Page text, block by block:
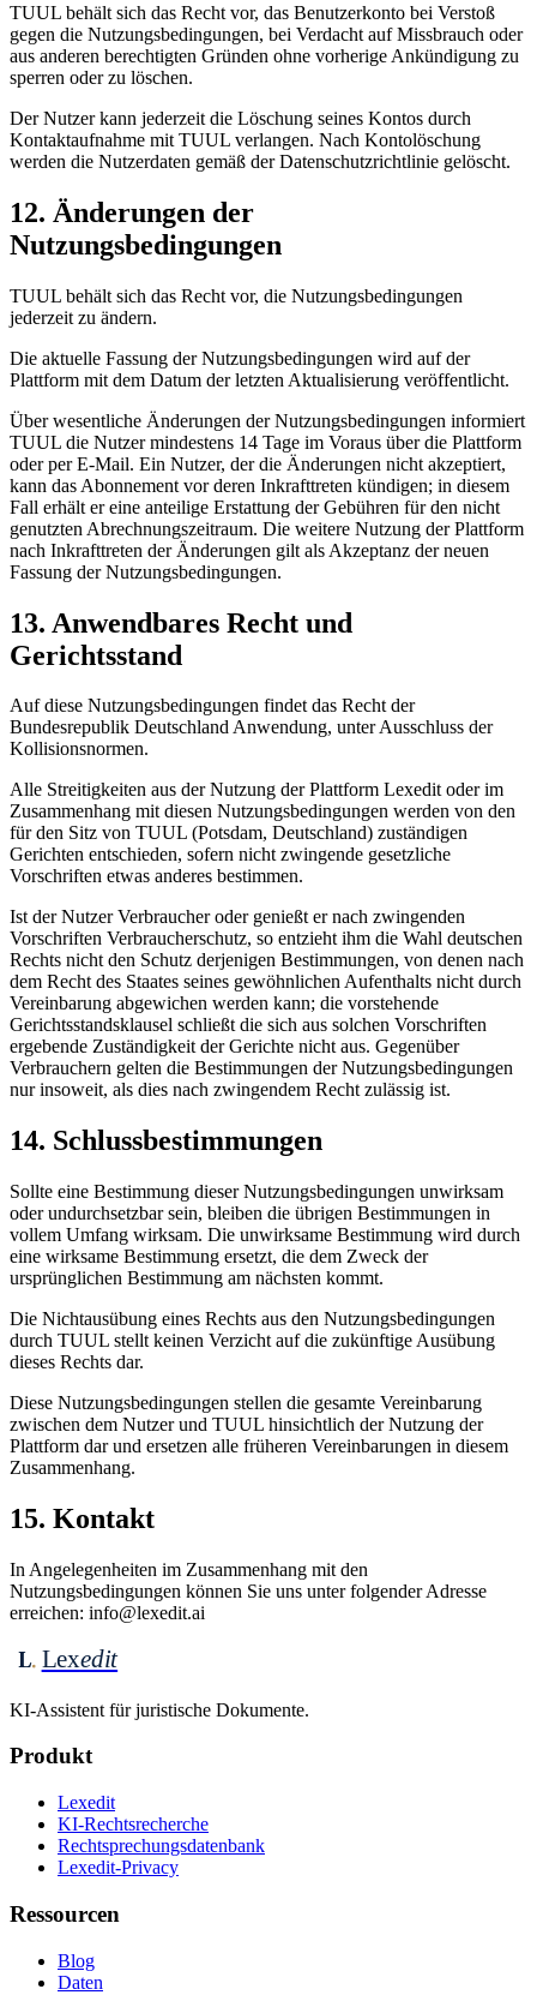
TUUL behält sich das Recht vor, das Benutzerkonto bei Verstoß
gegen die Nutzungsbedingungen, bei Verdacht auf Missbrauch oder
aus anderen berechtigten Gründen ohne vorherige Ankündigung zu
sperren oder zu löschen.
Der Nutzer kann jederzeit die Löschung seines Kontos durch
Kontaktaufnahme mit TUUL verlangen. Nach Kontolöschung
werden die Nutzerdaten gemäß der Datenschutzrichtlinie gelöscht.
12. Änderungen der
Nutzungsbedingungen
TUUL behält sich das Recht vor, die Nutzungsbedingungen
jederzeit zu ändern.
Die aktuelle Fassung der Nutzungsbedingungen wird auf der
Plattform mit dem Datum der letzten Aktualisierung veröffentlicht.
Über wesentliche Änderungen der Nutzungsbedingungen informiert
TUUL die Nutzer mindestens 14 Tage im Voraus über die Plattform
oder per E-Mail. Ein Nutzer, der die Änderungen nicht akzeptiert,
kann das Abonnement vor deren Inkrafttreten kündigen; in diesem
Fall erhält er eine anteilige Erstattung der Gebühren für den nicht
genutzten Abrechnungszeitraum. Die weitere Nutzung der Plattform
nach Inkrafttreten der Änderungen gilt als Akzeptanz der neuen
Fassung der Nutzungsbedingungen.
13. Anwendbares Recht und
Gerichtsstand
Auf diese Nutzungsbedingungen findet das Recht der
Bundesrepublik Deutschland Anwendung, unter Ausschluss der
Kollisionsnormen.
Alle Streitigkeiten aus der Nutzung der Plattform Lexedit oder im
Zusammenhang mit diesen Nutzungsbedingungen werden von den
für den Sitz von TUUL (Potsdam, Deutschland) zuständigen
Gerichten entschieden, sofern nicht zwingende gesetzliche
Vorschriften etwas anderes bestimmen.
Ist der Nutzer Verbraucher oder genießt er nach zwingenden
Vorschriften Verbraucherschutz, so entzieht ihm die Wahl deutschen
Rechts nicht den Schutz derjenigen Bestimmungen, von denen nach
dem Recht des Staates seines gewöhnlichen Aufenthalts nicht durch
Vereinbarung abgewichen werden kann; die vorstehende
Gerichtsstandsklausel schließt die sich aus solchen Vorschriften
ergebende Zuständigkeit der Gerichte nicht aus. Gegenüber
Verbrauchern gelten die Bestimmungen der Nutzungsbedingungen
nur insoweit, als dies nach zwingendem Recht zulässig ist.
14. Schlussbestimmungen
Sollte eine Bestimmung dieser Nutzungsbedingungen unwirksam
oder undurchsetzbar sein, bleiben die übrigen Bestimmungen in
vollem Umfang wirksam. Die unwirksame Bestimmung wird durch
eine wirksame Bestimmung ersetzt, die dem Zweck der
ursprünglichen Bestimmung am nächsten kommt.
Die Nichtausübung eines Rechts aus den Nutzungsbedingungen
durch TUUL stellt keinen Verzicht auf die zukünftige Ausübung
dieses Rechts dar.
Diese Nutzungsbedingungen stellen die gesamte Vereinbarung
zwischen dem Nutzer und TUUL hinsichtlich der Nutzung der
Plattform dar und ersetzen alle früheren Vereinbarungen in diesem
Zusammenhang.
15. Kontakt
In Angelegenheiten im Zusammenhang mit den
Nutzungsbedingungen können Sie uns unter folgender Adresse
erreichen: info@lexedit.ai
L Lexedit
KI-Assistent für juristische Dokumente.
Produkt
Lexedit
KI-Rechtsrecherche
Rechtsprechungsdatenbank
Lexedit-Privacy
Ressourcen
Blog
Daten